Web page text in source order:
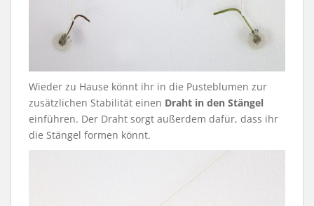
Wieder zu Hause könnt ihr in die Pusteblumen zur
zusätzlichen Stabilität einen Draht in den Stängel
einführen. Der Draht sorgt außerdem dafür, dass ihr
die Stängel formen könnt.